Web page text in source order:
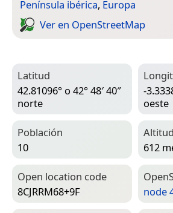
Península ibérica, Europa
Ver en Open­Street­Map
Latitud
42.81096° o 42° 48′ 40″
norte
-
oeste
Población
10
Altitud
612
Open location code
8CJRRM68+9F
node